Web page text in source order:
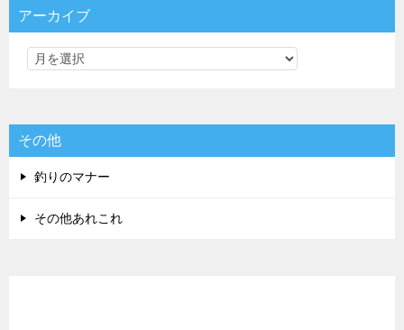
アーカイブ
その他
釣りのマナー
その他あれこれ